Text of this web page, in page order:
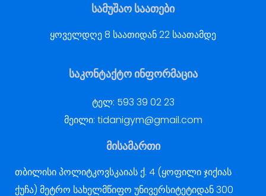
სამუშაო საათები
ყოველდღე 8 საათიდან 22 საათამდე
საკონტაქტო ინფორმაცია
ტელ: 593 39 02 23
მეილი: tidanigym@gmail.com
მისამართი
თბილისი პოლიტკოვსკაიას ქ. 4 (ყოფილი ჯიქიას
ქუჩა) მეტრო სახელმწიფო უნივერსიტეტიდან 300